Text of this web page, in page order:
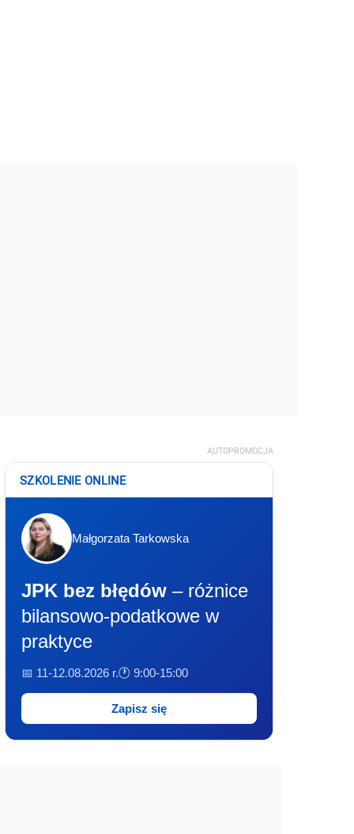
AUTOPROMOCJA
SZKOLENIE ONLINE
Małgorzata Tarkowska
JPK bez błędów – różnice
bilansowo-podatkowe w
praktyce
📅 11-12.08.2026 r.🕐 9:00-15:00
Zapisz się